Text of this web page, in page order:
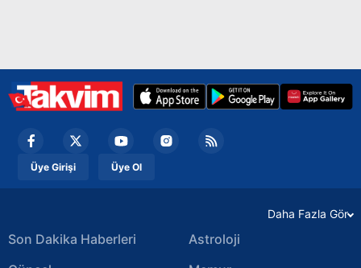
Üye Girişi Üye Ol
Daha Fazla Gör
Son Dakika Haberleri
Astroloji